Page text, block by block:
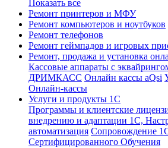
Показать все
Ремонт принтеров и МФУ
Ремонт компьютеров и ноутбуков
Ремонт телефонов
Ремонт геймпадов и игровых
Ремонт, продажа и установка
Кассовые аппараты с
ДРИМКАСС Онлайн кассы aQsi
Онлайн-кассы
Услуги и продукты 1С
Программы и клиентские
внедрению и адаптации 1С,
автоматизация Сопровождение
Сертифицированного Обучения